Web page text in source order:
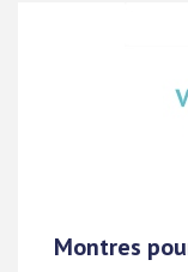
Montres